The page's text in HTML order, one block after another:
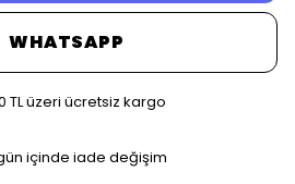
WHATSAPP
TL üzeri ücretsiz kargo
içinde iade değişim